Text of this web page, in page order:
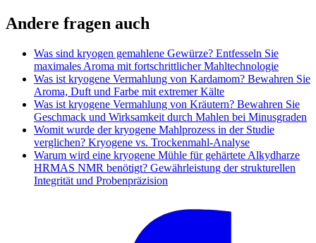
Andere fragen auch
Was sind kryogen gemahlene Gewürze? Entfesseln Sie
maximales Aroma mit fortschrittlicher Mahltechnologie
Was ist kryogene Vermahlung von Kardamom? Bewahren Sie
Aroma, Duft und Farbe mit extremer Kälte
Was ist kryogene Vermahlung von Kräutern? Bewahren Sie
Geschmack und Wirksamkeit durch Mahlen bei Minusgraden
Womit wurde der kryogene Mahlprozess in der Studie
verglichen? Kryogene vs. Trockenmahl-Analyse
Warum wird eine kryogene Mühle für gehärtete Alkydharze
HRMAS NMR benötigt? Gewährleistung der strukturellen
Integrität und Probenpräzision